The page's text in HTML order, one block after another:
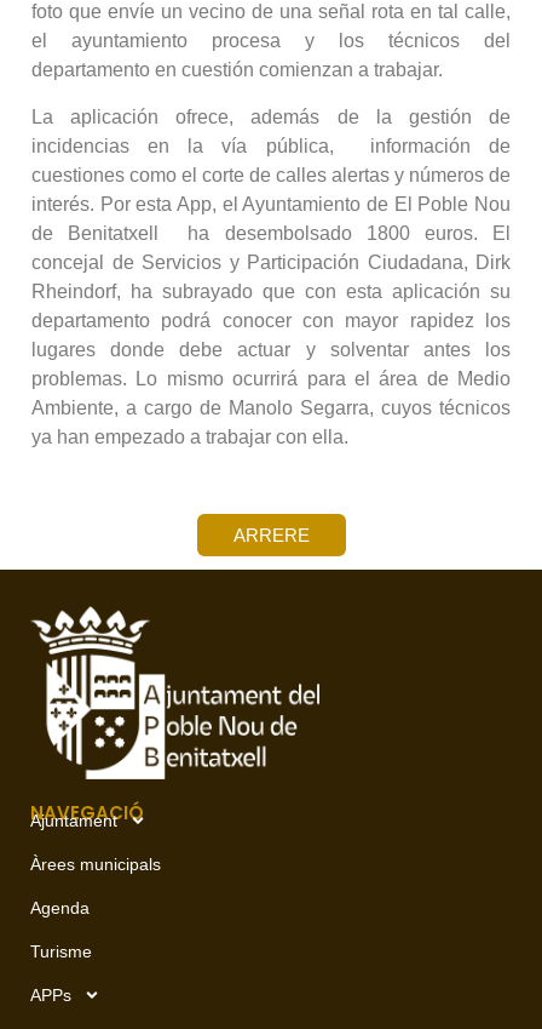
foto que envíe un vecino de una señal rota en tal calle,
el ayuntamiento procesa y los técnicos del
departamento en cuestión comienzan a trabajar.
La aplicación ofrece, además de la gestión de
incidencias en la vía pública, información de
cuestiones como el corte de calles alertas y números de
interés. Por esta App, el Ayuntamiento de El Poble Nou
de Benitatxell ha desembolsado 1800 euros. El
concejal de Servicios y Participación Ciudadana, Dirk
Rheindorf, ha subrayado que con esta aplicación su
departamento podrá conocer con mayor rapidez los
lugares donde debe actuar y solventar antes los
problemas. Lo mismo ocurrirá para el área de Medio
Ambiente, a cargo de Manolo Segarra, cuyos técnicos
ya han empezado a trabajar con ella.
ARRERE
NAVEGACIÓ
Ajuntament
Àrees municipals
Agenda
Turisme
APPs